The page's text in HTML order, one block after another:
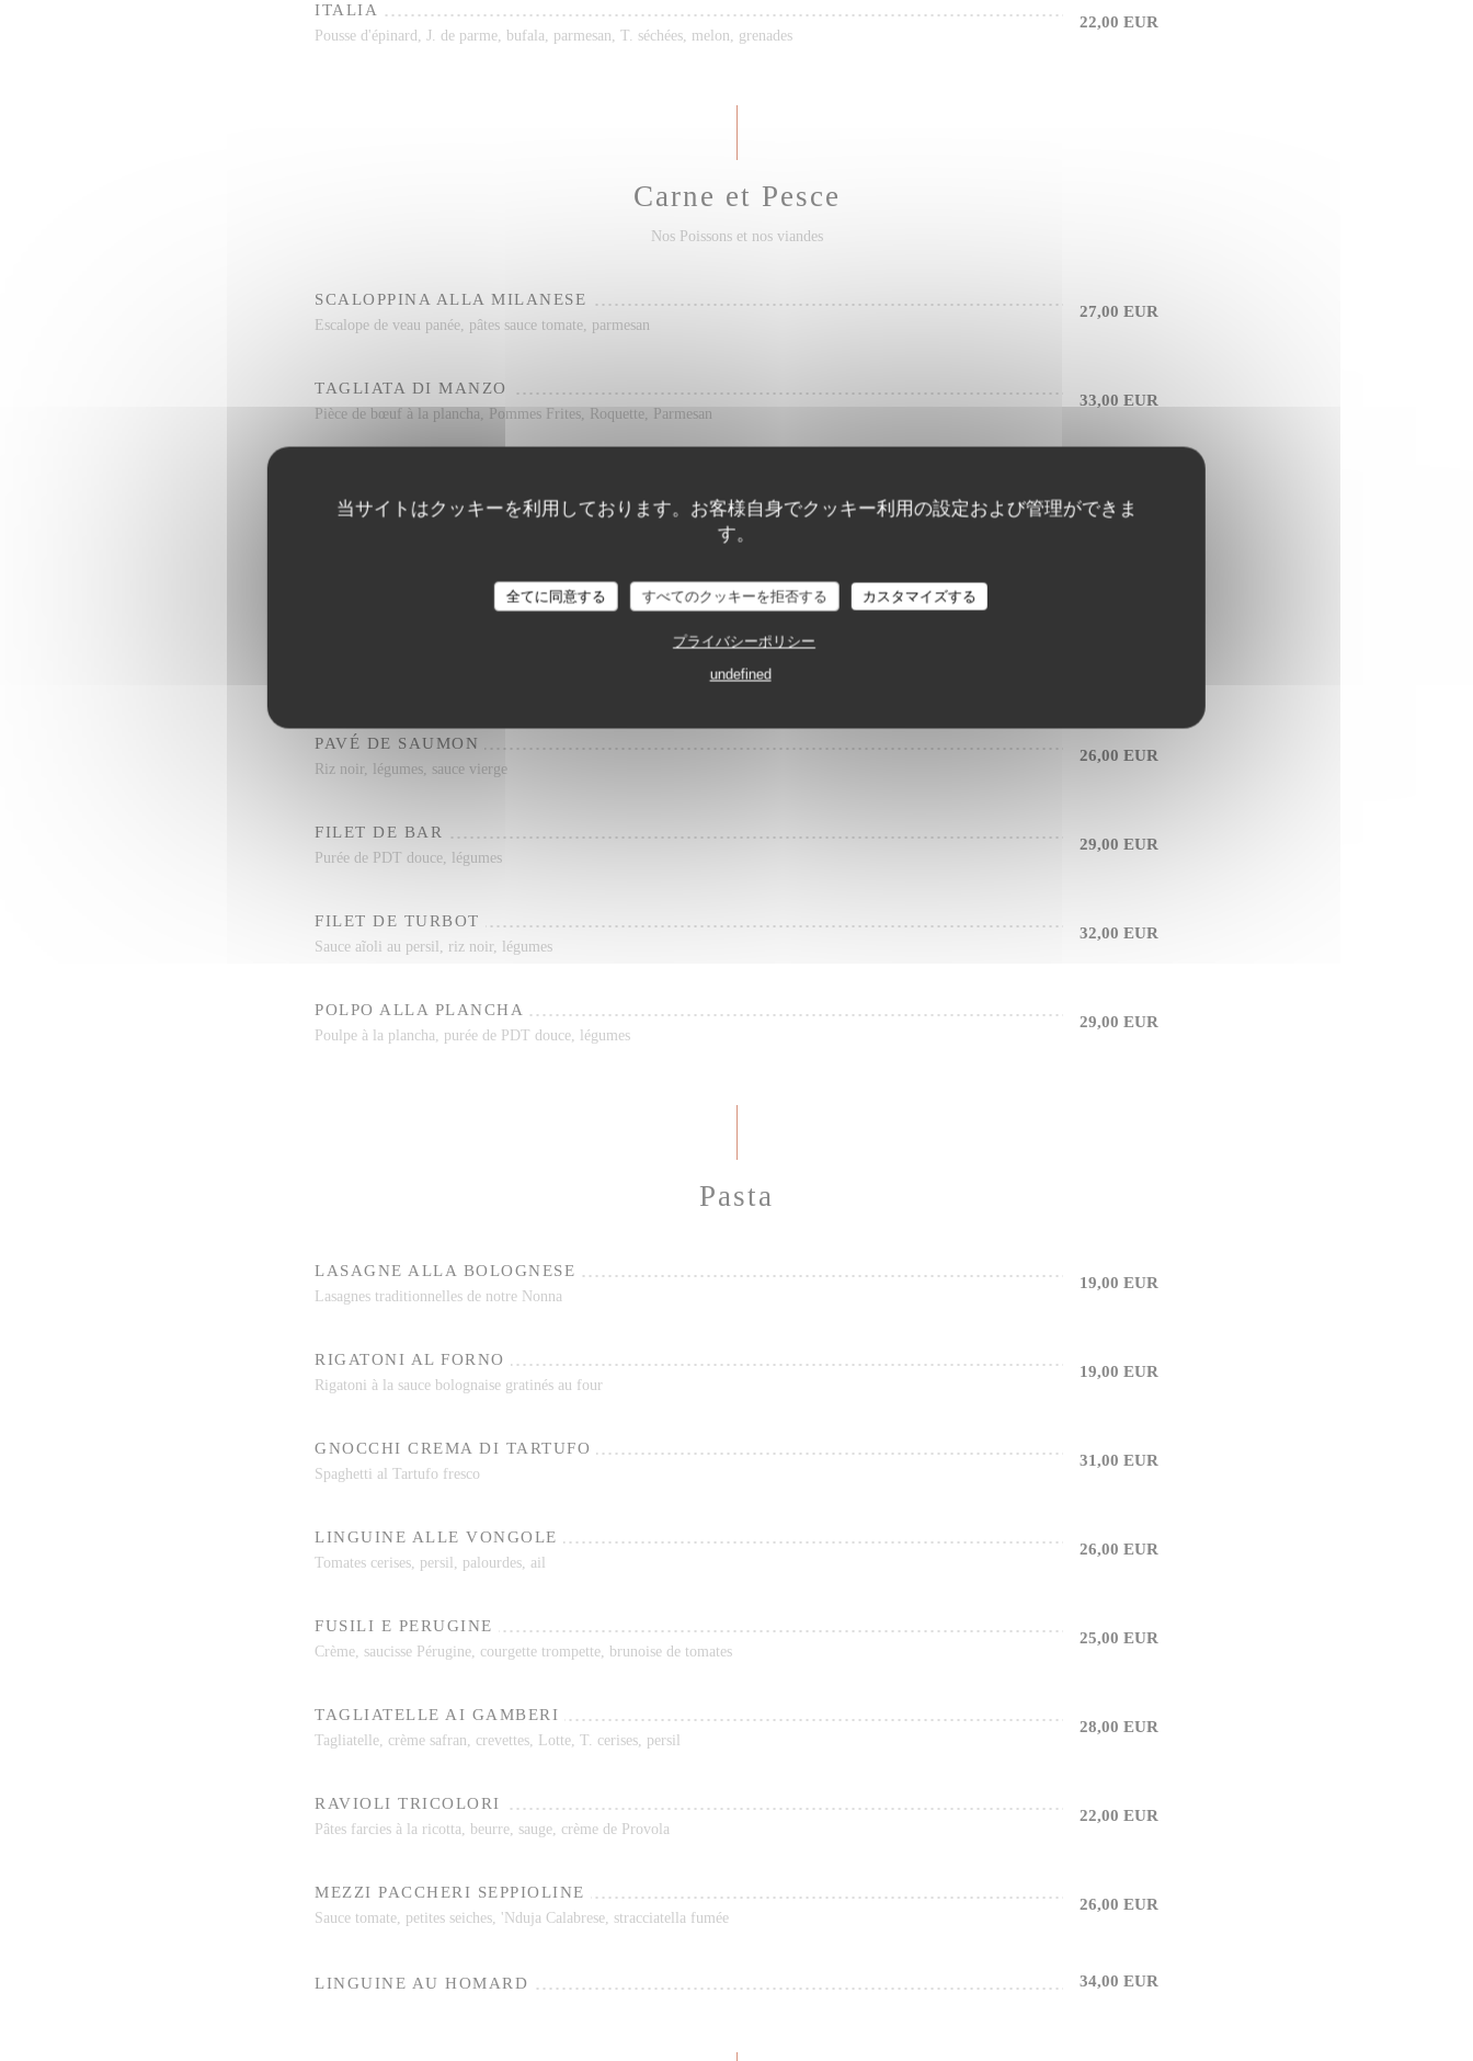
当サイトはクッキーを利用しております。お客様自身でクッキー利用の設定および管理ができま
す。
全てに同意する すべてのクッキーを拒否する カスタマイズする
プライバシーポリシー
undefined
ITALIA
Pousse d'épinard, J. de parme, bufala, parmesan, T. séchées, melon, grenades
22,00 EUR
Carne et Pesce
Nos Poissons et nos viandes
SCALOPPINA ALLA MILANESE
Escalope de veau panée, pâtes sauce tomate, parmesan
27,00 EUR
TAGLIATA DI MANZO
Pièce de bœuf à la plancha, Pommes Frites, Roquette, Parmesan
33,00 EUR
Tartare de Boeuf préparé, Pommes Frites, Salade
Veau farci (jambon, mozza, basilic), purée de PDT douce, légumes
PAVÉ DE SAUMON
Riz noir, légumes, sauce vierge
26,00 EUR
FILET DE BAR
Purée de PDT douce, légumes
29,00 EUR
FILET DE TURBOT
Sauce aĩoli au persil, riz noir, légumes
32,00 EUR
POLPO ALLA PLANCHA
Poulpe à la plancha, purée de PDT douce, légumes
29,00 EUR
Pasta
LASAGNE ALLA BOLOGNESE
Lasagnes traditionnelles de notre Nonna
19,00 EUR
RIGATONI AL FORNO
Rigatoni à la sauce bolognaise gratinés au four
19,00 EUR
GNOCCHI CREMA DI TARTUFO
Spaghetti al Tartufo fresco
31,00 EUR
LINGUINE ALLE VONGOLE
Tomates cerises, persil, palourdes, ail
26,00 EUR
FUSILI E PERUGINE
Crème, saucisse Pérugine, courgette trompette, brunoise de tomates
25,00 EUR
TAGLIATELLE AI GAMBERI
Tagliatelle, crème safran, crevettes, Lotte, T. cerises, persil
28,00 EUR
RAVIOLI TRICOLORI
Pâtes farcies à la ricotta, beurre, sauge, crème de Provola
22,00 EUR
MEZZI PACCHERI SEPPIOLINE
Sauce tomate, petites seiches, 'Nduja Calabrese, stracciatella fumée
26,00 EUR
LINGUINE AU HOMARD 34,00 EUR
Trattoria Quattro